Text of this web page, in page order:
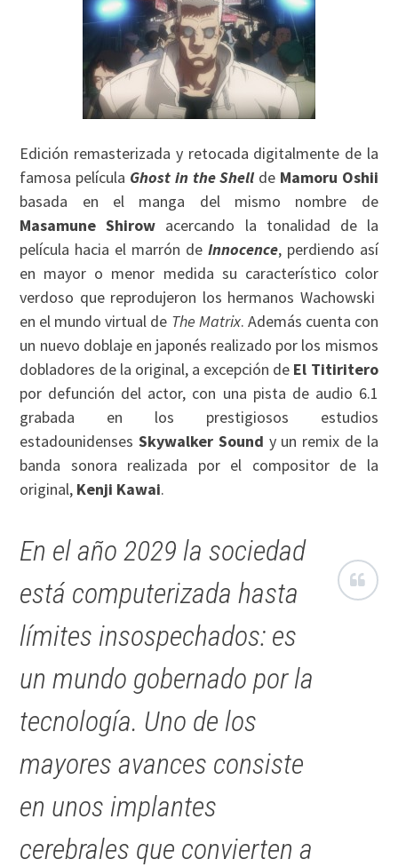
Edición remasterizada y retocada digitalmente de la
famosa película Ghost in the Shellde Mamoru Oshii
basada en el manga del mismo nombre de
Masamune Shirow acercando la tonalidad de la
película hacia el marrón de Innocence, perdiendo así
en mayor o menor medida su característico color
verdoso que reprodujeron los hermanos Wachowski
en el mundo virtual de The Matrix. Además cuenta con
un nuevo doblaje en japonés realizado por los mismos
dobladores de la original, a excepción de El Titiritero
por defunción del actor, con una pista de audio 6.1
grabada en los prestigiosos estudios
estadounidensesSkywalker Sound y un remix de la
banda sonora realizada por el compositor de la
original, Kenji Kawai.
En el año 2029 la sociedad
está computerizada hasta
límites insospechados: es
un mundo gobernado por la
tecnología. Uno de los
mayores avances consiste
en unos implantes
cerebrales que convierten a